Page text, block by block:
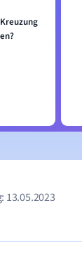
13.05.2023